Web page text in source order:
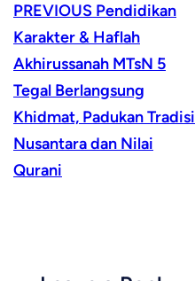
PREVIOUS Pendidikan
Karakter & Haflah
Akhirussanah MTsN 5
Tegal Berlangsung
Khidmat, Padukan Tradisi
Nusantara dan Nilai
Qurani